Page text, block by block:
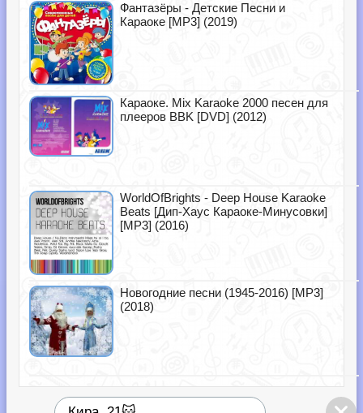
Фантазёры - Детские Песни и
Караоке [MP3] (2019)
Караоке. Mix Karaoke 2000 песен для
плееров BBK [DVD] (2012)
WorldOfBrights - Deep House Karaoke
Beats [Дип-Хаус Караоке-Минусовки]
[MP3] (2016)
Новогодние песни (1945-2016) [MP3]
(2018)